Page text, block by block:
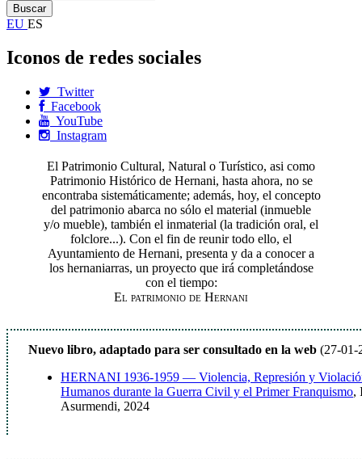
EU ES
Iconos de redes sociales
Twitter
Facebook
YouTube
Instagram
El Patrimonio Cultural, Natural o Turístico, asi como
Patrimonio Histórico de Hernani, hasta ahora, no se
encontraba sistemáticamente; además, hoy, el concepto
del patrimonio abarca no sólo el material (inmueble
y/o mueble), también el inmaterial (la tradición oral, el
folclore...). Con el fin de reunir todo ello, el
Ayuntamiento de Hernani, presenta y da a conocer a
los hernaniarras, un proyecto que irá completándose
con el tiempo:
El patrimonio de Hernani
Nuevo libro, adaptado para ser consultado en la web (27-01-
HERNANI 1936-1959 — Violencia, Represión y
Humanos durante la Guerra Civil y el Primer Franquismo,
Asurmendi, 2024